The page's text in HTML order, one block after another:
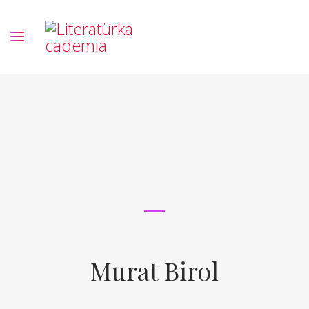
Murat Birol